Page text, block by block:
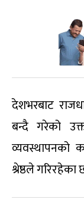
देशभरबाट
बन्दै गरेको
व्यवस्थापनको
श्रेष्ठले गरिरहेका